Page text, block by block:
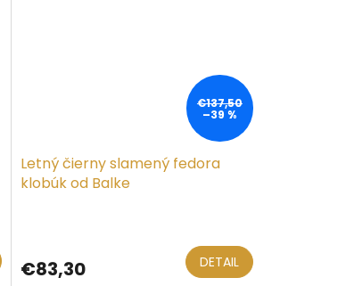
€137,50
–39 %
Letný čierny slamený fedora
klobúk od Balke
€83,30 DETAIL